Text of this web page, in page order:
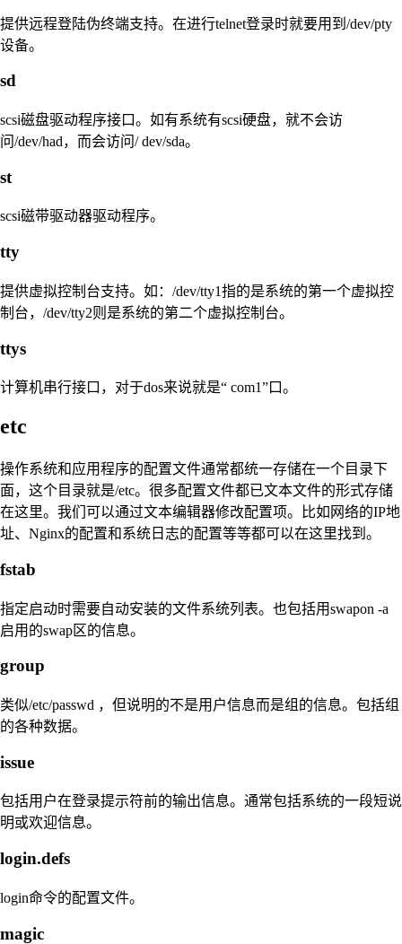
提供远程登陆伪终端支持。在进行telnet登录时就要用到/dev/pty
设备。
sd
scsi磁盘驱动程序接口。如有系统有scsi硬盘，就不会访
问/dev/had，而会访问/ dev/sda。
st
scsi磁带驱动器驱动程序。
tty
提供虚拟控制台支持。如：/dev/tty1指的是系统的第一个虚拟控
制台，/dev/tty2则是系统的第二个虚拟控制台。
ttys
计算机串行接口，对于dos来说就是“ com1”口。
etc
操作系统和应用程序的配置文件通常都统一存储在一个目录下
面，这个目录就是/etc。很多配置文件都已文本文件的形式存储
在这里。我们可以通过文本编辑器修改配置项。比如网络的IP地
址、Nginx的配置和系统日志的配置等等都可以在这里找到。
fstab
指定启动时需要自动安装的文件系统列表。也包括用swapon -a
启用的swap区的信息。
group
类似/etc/passwd ，但说明的不是用户信息而是组的信息。包括组
的各种数据。
issue
包括用户在登录提示符前的输出信息。通常包括系统的一段短说
明或欢迎信息。
login.defs
login命令的配置文件。
magic